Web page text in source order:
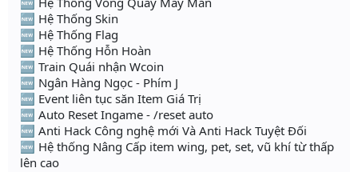
🆕 Hệ Thống Skin
🆕 Hệ Thống Flag
🆕 Hệ Thống Hỗn Hoàn
🆕 Train Quái nhận Wcoin
🆕 Ngân Hàng Ngọc - Phím J
🆕 Event liên tục săn Item Giá Trị
🆕 Auto Reset Ingame - /reset auto
🆕 Anti Hack Công nghệ mới Và Anti Hack Tuyệt Đối
🆕 Hệ thống Nâng Cấp item wing, pet, set, vũ khí từ thấp
lên cao